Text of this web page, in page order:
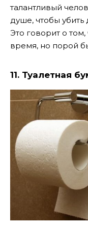
талантливый
душе, чтобы
Это говорит о
время, но порой
11. Туалетная